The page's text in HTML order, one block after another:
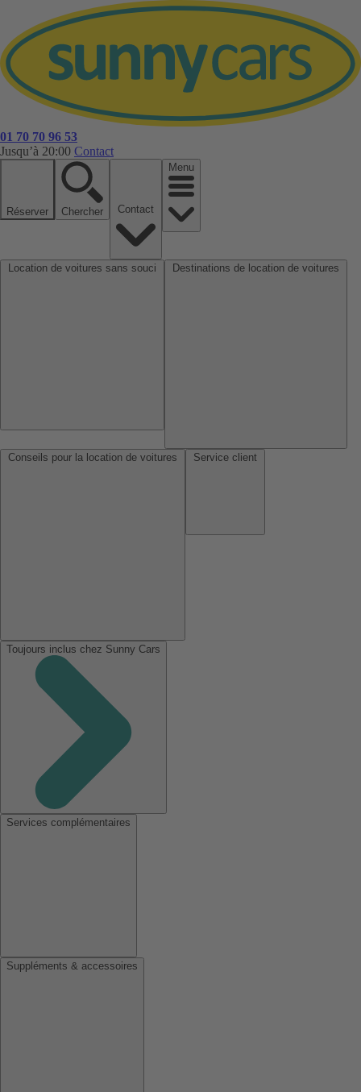
01 70 70 96 53
Jusqu’à 20:00 Contact
Réserver Chercher
Menu
Toujours inclus chez Sunny Cars
Services complémentaires
Suppléments & accessoires